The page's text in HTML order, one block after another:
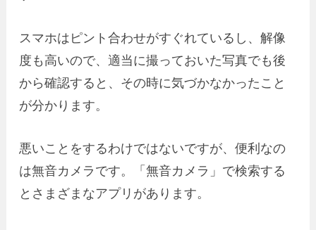
スマホはピント合わせがすぐれているし、解像
度も高いので、適当に撮っておいた写真でも後
から確認すると、その時に気づかなかったこと
が分かります。
悪いことをするわけではないですが、便利なの
は無音カメラです。「無音カメラ」で検索する
とさまざまなアプリがあります。